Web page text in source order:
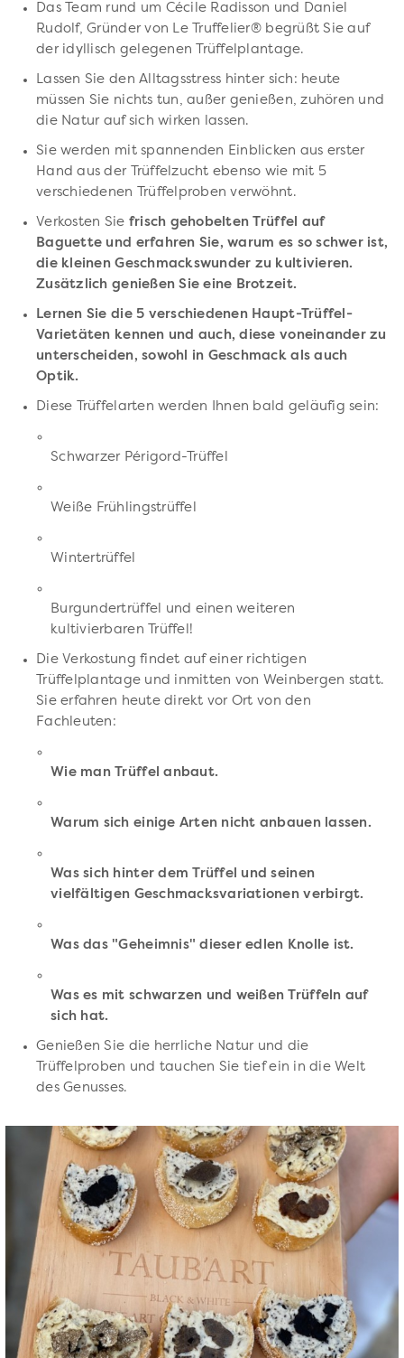
Das Team rund um Cécile Radisson und Daniel
Rudolf, Gründer von Le Truffelier® begrüßt Sie auf
der idyllisch gelegenen Trüffelplantage.
Lassen Sie den Alltagsstress hinter sich: heute
müssen Sie nichts tun, außer genießen, zuhören und
die Natur auf sich wirken lassen.
Sie werden mit spannenden Einblicken aus erster
Hand aus der Trüffelzucht ebenso wie mit 5
verschiedenen Trüffelproben verwöhnt.
Verkosten Sie frisch gehobelten Trüffel auf
Baguette und erfahren Sie, warum es so schwer ist,
die kleinen Geschmackswunder zu kultivieren.
Zusätzlich genießen Sie eine Brotzeit.
Lernen Sie die 5 verschiedenen Haupt-Trüffel-
Varietäten kennen und auch, diese voneinander zu
unterscheiden, sowohl in Geschmack als auch
Optik.
Diese Trüffelarten werden Ihnen bald geläufig sein:
Schwarzer Périgord-Trüffel
Weiße Frühlingstrüffel
Wintertrüffel
Burgundertrüffel und einen weiteren
kultivierbaren Trüffel!
Die Verkostung findet auf einer richtigen
Trüffelplantage und inmitten von Weinbergen statt.
Sie erfahren heute direkt vor Ort von den
Fachleuten:
Wie man Trüffel anbaut.
Warum sich einige Arten nicht anbauen lassen.
Was sich hinter dem Trüffel und seinen
vielfältigen Geschmacksvariationen verbirgt.
Was das "Geheimnis" dieser edlen Knolle ist.
Was es mit schwarzen und weißen Trüffeln auf
sich hat.
Genießen Sie die herrliche Natur und die
Trüffelproben und tauchen Sie tief ein in die Welt
des Genusses.